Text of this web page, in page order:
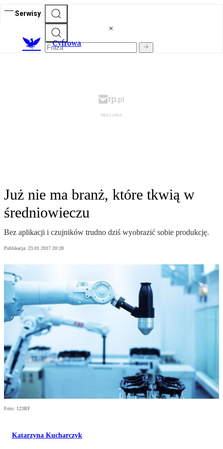
Serwisy
Cyfrowa
Już nie ma branż, które tkwią w
średniowieczu
Bez aplikacji i czujników trudno dziś wyobrazić sobie produkcję.
Publikacja: 23.01.2017 20:28
Foto: 123RF
Katarzyna Kucharczyk